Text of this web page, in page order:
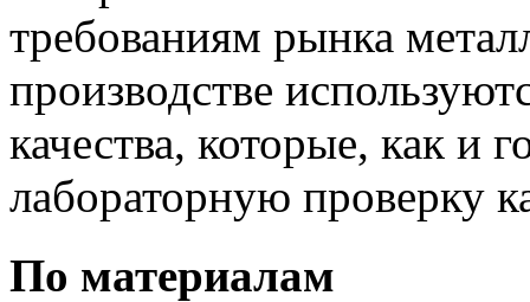
требованиям рынка
производстве
качества, которые, как и
лабораторную проверку
По материалам